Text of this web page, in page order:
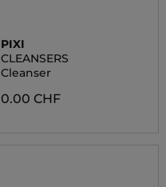
PIXI
CLEANSERS
Cleanser
0.00 CHF